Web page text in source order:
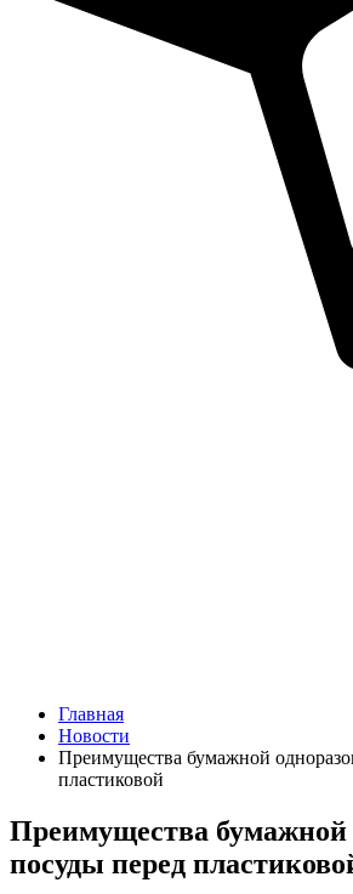
Главная
Новости
Преимущества бумажной
пластиковой
Преимущества бумажной
посуды перед